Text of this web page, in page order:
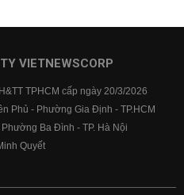
VIETNEWSCORP
TPHCM cấp ngày 20/3/2026
Phủ - Phường Gia Định - TP.HCM
Ba Đình - TP. Hà Nội
Quyết